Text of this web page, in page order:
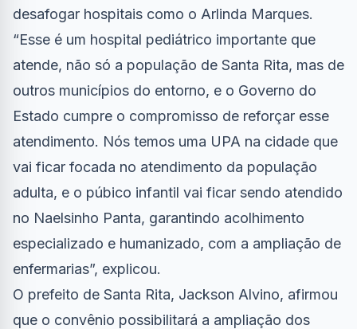
desafogar hospitais como o Arlinda Marques.
“Esse é um hospital pediátrico importante que
atende, não só a população de Santa Rita, mas de
outros municípios do entorno, e o Governo do
Estado cumpre o compromisso de reforçar esse
atendimento. Nós temos uma UPA na cidade que
vai ficar focada no atendimento da população
adulta, e o púbico infantil vai ficar sendo atendido
no Naelsinho Panta, garantindo acolhimento
especializado e humanizado, com a ampliação de
enfermarias”, explicou.
O prefeito de Santa Rita, Jackson Alvino, afirmou
que o convênio possibilitará a ampliação dos